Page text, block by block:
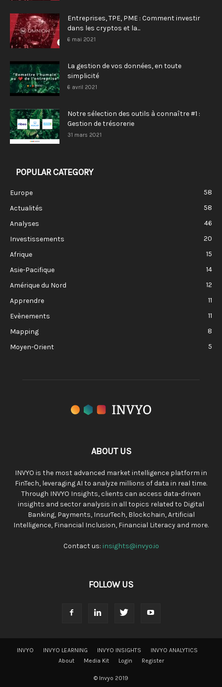
Entreprises, TPE, PME : Comment investir
dans les cryptos et la...
6 mai 2021
La gestion de vos données, en toute
simplicité
6 avril 2021
Notre sélection des outils à connaître #1 :
Gestion de trésorerie
31 mars 2021
POPULAR CATEGORY
Europe
58
Actualités
58
Analyses
46
Investissements
20
Afrique
15
Asie-Pacifique
14
Amérique du Nord
12
Apprendre
11
Evènements
11
Mapping
8
Moyen-Orient
5
ABOUT US
INVYO is the most advanced market intelligence platform in
FinTech, leveraging AI to analyze millions of data in real time.
Through INVYO Insights, clients can access data-driven
insights and sector analysis in all topics related to Digital
Banking, Payments, InsurTech, Blockchain, Artificial
Intelligence, Financial Inclusion, Financial Literacy and more.
Contact us: insights@invyo.io
FOLLOW US
INVYO INVYO LEARNING INVYO INSIGHTS
INVYO ANALYTICS
About
Media Kit Login Register
© Invyo 2019